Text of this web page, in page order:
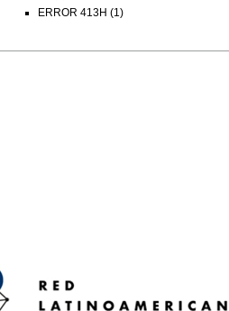
ERROR 413H (1)